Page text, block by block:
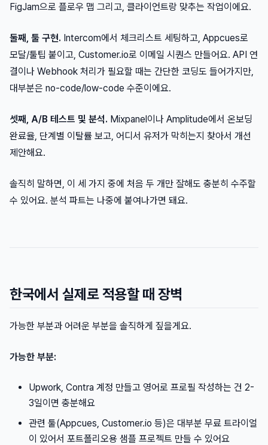
FigJam으로 플로우 맵 그리고, 클라이언트랑 맞추는 작업이에요.
둘째, 툴 구현. Intercom에서 체크리스트 세팅하고, Appcues로
모달/툴팁 붙이고, Customer.io로 이메일 시퀀스 만들어요. API 연
결이나 Webhook 처리가 필요할 때는 간단한 코딩도 들어가지만,
대부분은 no-code/low-code 수준이에요.
셋째, A/B 테스트 및 분석. Mixpanel이나 Amplitude에서 온보딩
완료율, 단계별 이탈률 보고, 어디서 유저가 막히는지 찾아서 개선
제안해요.
솔직히 말하면, 이 세 가지 중에 처음 두 개만 잘해도 충분히 수주할
수 있어요. 분석 파트는 나중에 붙여나가면 돼요.
한국에서 실제로 적용할 때 장벽
가능한 부분과 어려운 부분을 솔직하게 짚을게요.
가능한 부분:
Upwork, Contra 계정 만들고 영어로 프로필 작성하는 건 2-
3일이면 충분해요
관련 툴(Appcues, Customer.io 등)은 대부분 무료 트라이얼
이 있어서 포트폴리오용 샘플 프로젝트 만들 수 있어요